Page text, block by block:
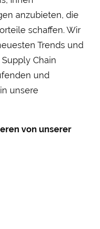
anzubieten, die
schaffen. Wir
Trends und
Chain
und
unsere
von unserer